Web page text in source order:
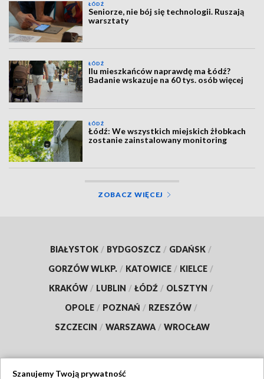
ŁÓDŹ
Seniorze, nie bój się technologii. Ruszają
warsztaty
ŁÓDŹ
Ilu mieszkańców naprawdę ma Łódź?
Badanie wskazuje na 60 tys. osób więcej
ŁÓDŹ
Łódź: We wszystkich miejskich żłobkach
zostanie zainstalowany monitoring
ZOBACZ WIĘCEJ
BIAŁYSTOK / BYDGOSZCZ / GDAŃSK /
GORZÓW WLKP. / KATOWICE / KIELCE /
KRAKÓW / LUBLIN / ŁÓDŹ / OLSZTYN /
OPOLE / POZNAŃ / RZESZÓW /
SZCZECIN / WARSZAWA / WROCŁAW
Szanujemy Twoją prywatność